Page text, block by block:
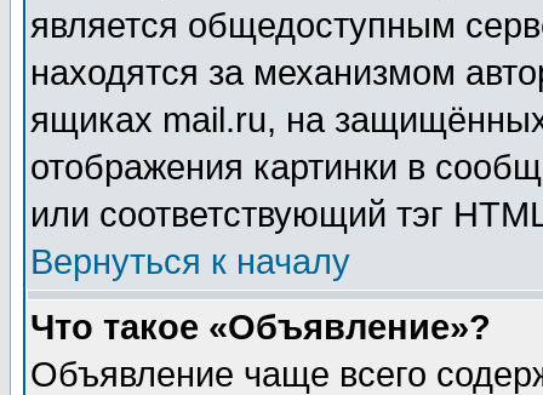
является общедоступным
находятся за механизмом
ящиках mail.ru, на
отображения картинки в
или соответствующий тэг
Вернуться к началу
Что такое «Объявление»?
Объявление чаще всего